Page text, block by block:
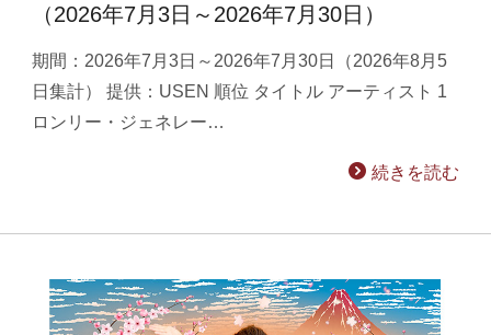
（2026年7月3日～2026年7月30日）
期間：2026年7月3日～2026年7月30日（2026年8月5
日集計） 提供：USEN 順位 タイトル アーティスト 1
ロンリー・ジェネレー…
続きを読む